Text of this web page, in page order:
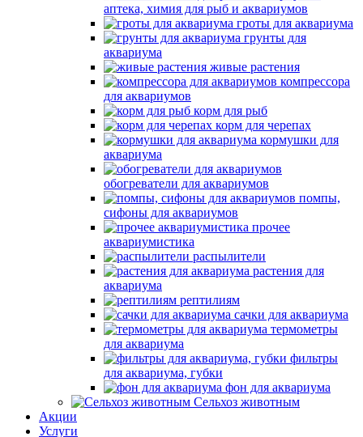
аптека, химия для рыб и аквариумов
гроты для аквариума
грунты для
аквариума
живые растения
компрессора
для аквариумов
корм для рыб
корм для черепах
кормушки для
аквариума
обогреватели для аквариумов
помпы,
сифоны для аквариумов
прочее
аквариумистика
распылители
растения для
аквариума
рептилиям
сачки для аквариума
термометры
для аквариума
фильтры
для аквариума, губки
фон для аквариума
Сельхоз животным
Акции
Услуги